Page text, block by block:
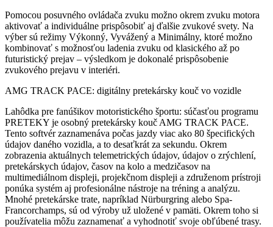
Pomocou posuvného ovládača zvuku možno okrem zvuku motora
aktivovať a individuálne prispôsobiť aj ďalšie zvukové svety. Na
výber sú režimy Výkonný, Vyvážený a Minimálny, ktoré možno
kombinovať s možnosťou ladenia zvuku od klasického až po
futuristický prejav – výsledkom je dokonalé prispôsobenie
zvukového prejavu v interiéri.
AMG TRACK PACE: digitálny pretekársky kouč vo vozidle
Lahôdka pre fanúšikov motoristického športu: súčasťou programu
PRETEKY je osobný pretekársky kouč AMG TRACK PACE.
Tento softvér zaznamenáva počas jazdy viac ako 80 špecifických
údajov daného vozidla, a to desaťkrát za sekundu. Okrem
zobrazenia aktuálnych telemetrických údajov, údajov o zrýchlení,
pretekárskych údajov, časov na kolo a medzičasov na
multimediálnom displeji, projekčnom displeji a združenom prístroji
ponúka systém aj profesionálne nástroje na tréning a analýzu.
Mnohé pretekárske trate, napríklad Nürburgring alebo Spa-
Francorchamps, sú od výroby už uložené v pamäti. Okrem toho si
používatelia môžu zaznamenať a vyhodnotiť svoje obľúbené trasy.